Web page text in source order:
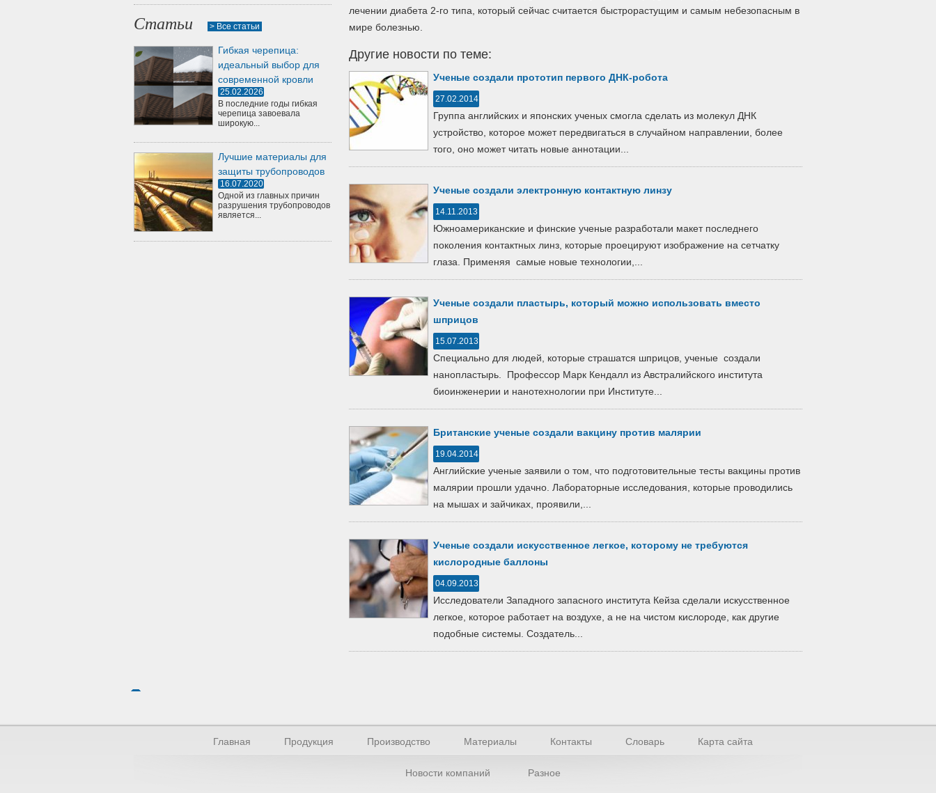
Статьи > Все статьи
Гибкая черепица:
идеальный выбор для
современной кровли
25.02.2026
В последние годы гибкая
черепица завоевала
широкую...
Лучшие материалы для
защиты трубопроводов
16.07.2020
Одной из главных причин
разрушения трубопроводов
является...
лечении диабета 2-го типа, который сейчас считается быстрорастущим и самым небезопасным в
мире болезнью.
Другие новости по теме:
Ученые создали прототип первого ДНК-робота
27.02.2014
Группа английских и японских ученых смогла сделать из молекул ДНК
устройство, которое может передвигаться в случайном направлении, более
того, оно может читать новые аннотации...
Ученые создали электронную контактную линзу
14.11.2013
Южноамериканские и финские ученые разработали макет последнего
поколения контактных линз, которые проецируют изображение на сетчатку
глаза. Применяя самые новые технологии,...
Ученые создали пластырь, который можно использовать вместо
шприцов
15.07.2013
Специально для людей, которые страшатся шприцов, ученые создали
нанопластырь. Профессор Марк Кендалл из Австралийского института
биоинженерии и нанотехнологии при Институте...
Британские ученые создали вакцину против малярии
19.04.2014
Английские ученые заявили о том, что подготовительные тесты вакцины против
малярии прошли удачно. Лабораторные исследования, которые проводились
на мышах и зайчиках, проявили,...
Ученые создали искусственное легкое, которому не требуются
кислородные баллоны
04.09.2013
Исследователи Западного запасного института Кейза сделали искусственное
легкое, которое работает на воздухе, а не на чистом кислороде, как другие
подобные системы. Создатель...
Главная Продукция Производство Материалы Контакты Словарь Карта сайта
Новости компаний Разное